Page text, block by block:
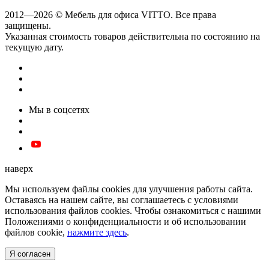
2012—2026 © Мебель для офиса VITTO. Все права
защищены.
Указанная стоимость товаров действительна по состоянию на
текущую дату.
Мы в соцсетях
наверх
Мы используем файлы cookies для улучшения работы сайта.
Оставаясь на нашем сайте, вы соглашаетесь с условиями
использования файлов cookies. Чтобы ознакомиться с нашими
Положениями о конфиденциальности и об использовании
файлов cookie, нажмите здесь.
Я согласен